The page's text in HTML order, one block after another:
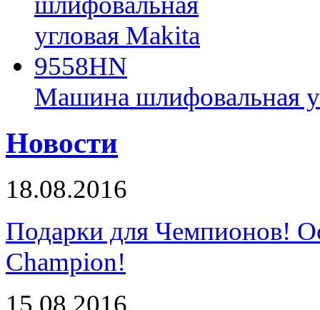
Машина шлифовальная
Новости
18.08.2016
Подарки для Чемпионов!
Champion!